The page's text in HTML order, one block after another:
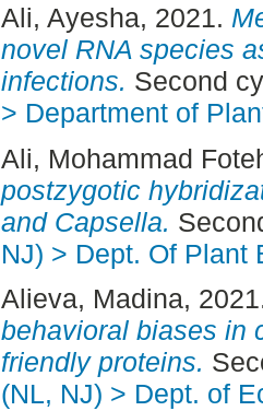
Ali, Ayesha, 2021.
novel RNA species
infections. Second
> Department of
Ali, Mohammad
postzygotic
and Capsella.
NJ) > Dept. Of Plant
Alieva, Madina,
behavioral biases in
friendly proteins.
(NL, NJ) > Dept. of